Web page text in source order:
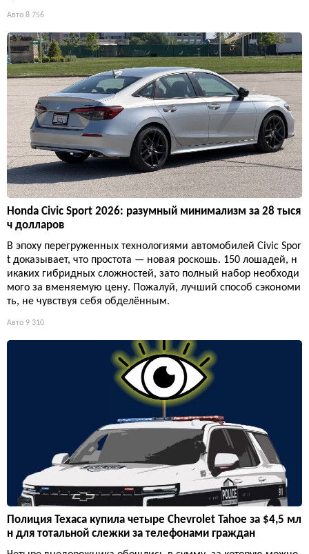
Авто 8 756
Honda Civic Sport 2026: разумный минимализм за 28 тыся
ч долларов
В эпоху перегруженных технологиями автомобилей Civic Spor
t доказывает, что простота — новая роскошь. 150 лошадей, н
икаких гибридных сложностей, зато полный набор необходи
мого за вменяемую цену. Пожалуй, лучший способ сэкономи
ть, не чувствуя себя обделённым.
Авто 9 310
Полиция Техаса купила четыре Chevrolet Tahoe за $4,5 мл
н для тотальной слежки за телефонами граждан